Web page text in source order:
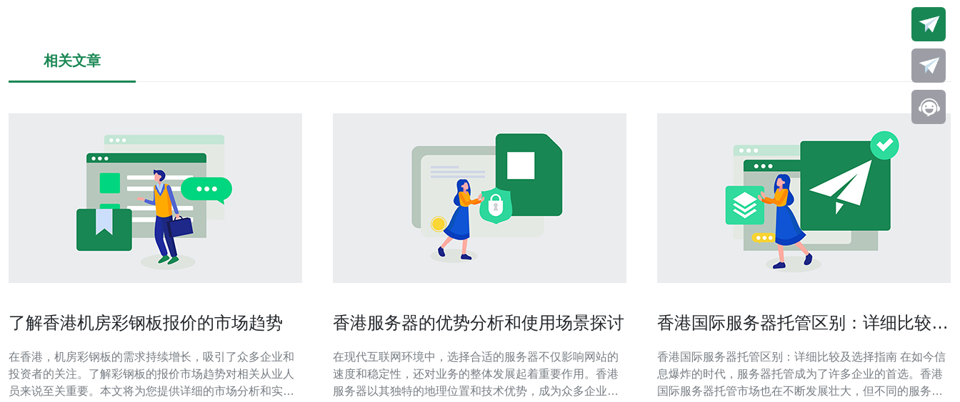
相关文章
了解香港机房彩钢板报价的市场趋势
在香港，机房彩钢板的需求持续增长，吸引了众多企业和
投资者的关注。了解彩钢板的报价市场趋势对相关从业人
员来说至关重要。本文将为您提供详细的市场分析和实操
香港服务器的优势分析和使用场景探讨
在现代互联网环境中，选择合适的服务器不仅影响网站的
速度和稳定性，还对业务的整体发展起着重要作用。香港
服务器以其独特的地理位置和技术优势，成为众多企业和
香港国际服务器托管区别：详细比较及
香港国际服务器托管区别：详细比较及选择指南 在如今信
息爆炸的时代，服务器托管成为了许多企业的首选。香港
国际服务器托管市场也在不断发展壮大，但不同的服务商